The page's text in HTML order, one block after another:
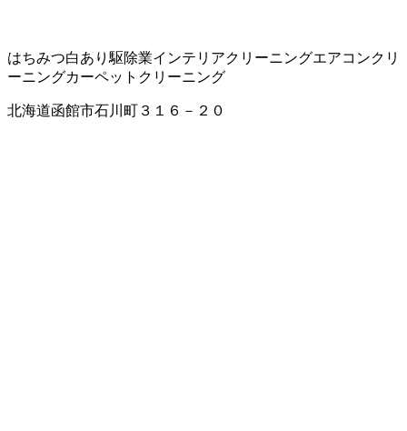
はちみつ白あり駆除業インテリアクリーニングエアコンクリ
ーニングカーペットクリーニング
北海道函館市石川町３１６－２０